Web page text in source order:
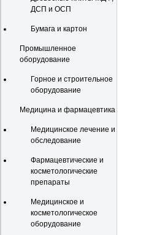
ДСП и ОСП
Бумага и картон
Промышленное
оборудование
Горное и строительное
оборудование
Медицина и фармацевтика
Медицинское лечение и
обследование
Фармацевтические и
косметологические
препараты
Медицинское и
косметологическое
оборудование